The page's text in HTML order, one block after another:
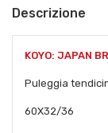
Descrizione
KOYO: JAPAN
Puleggia
60X32/36